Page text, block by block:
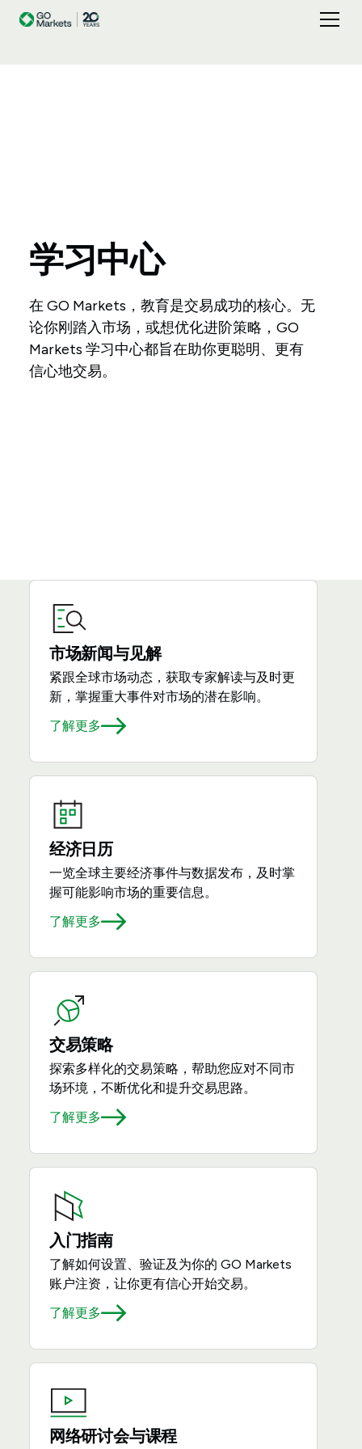
学习中心
在 GO Markets，教育是交易成功的核心。无
论你刚踏入市场，或想优化进阶策略，GO
Markets 学习中心都旨在助你更聪明、更有
信心地交易。
市场新闻与见解
紧跟全球市场动态，获取专家解读与及时更
新，掌握重大事件对市场的潜在影响。
了解更多
经济日历
一览全球主要经济事件与数据发布，及时掌
握可能影响市场的重要信息。
了解更多
交易策略
探索多样化的交易策略，帮助您应对不同市
场环境，不断优化和提升交易思路。
了解更多
入门指南
了解如何设置、验证及为你的 GO Markets
账户注资，让你更有信心开始交易。
了解更多
网络研讨会与课程